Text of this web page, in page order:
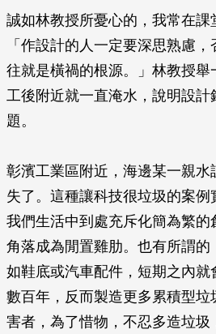
誠如林教授所憂心的，我常在課
「作設計的人一定要深思熟慮
往就是橫禍的根源。」林教授
工後附近就一直淹水，說明設計
題。
彰濱工業區附近，海邊某一親水
失了。這種讓科技很垃圾的案例
我們生活中到處充斥化簡為繁的
角落成為閒置雞肋。也有所謂的
如鞋底或汽車配件，短期之內
數百年，反而製造更多累積型垃
害者，為了惜物，不忍多造垃圾